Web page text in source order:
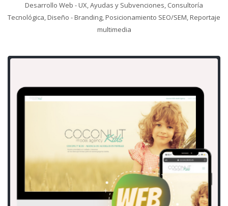
Desarrollo Web - UX, Ayudas y Subvenciones, Consultoría
Tecnológica, Diseño - Branding, Posicionamiento SEO/SEM, Reportaje
multimedia